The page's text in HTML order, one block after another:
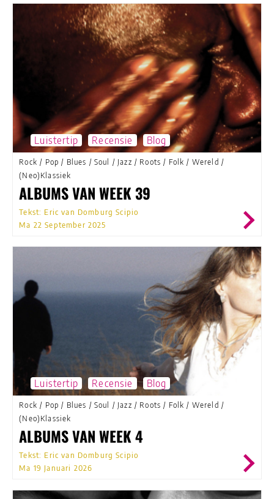
Luistertip Recensie Blog
Rock / Pop / Blues / Soul / Jazz / Roots / Folk / Wereld /
(Neo)Klassiek
ALBUMS VAN WEEK 39
Tekst: Eric van Domburg Scipio
Ma 22 September 2025
Luistertip Recensie Blog
Rock / Pop / Blues / Soul / Jazz / Roots / Folk / Wereld /
(Neo)Klassiek
ALBUMS VAN WEEK 4
Tekst: Eric van Domburg Scipio
Ma 19 Januari 2026